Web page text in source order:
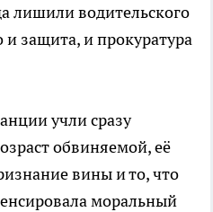
лишили водительского
защита, и прокуратура
учли сразу
обвиняемой, её
вины и то, что
моральный